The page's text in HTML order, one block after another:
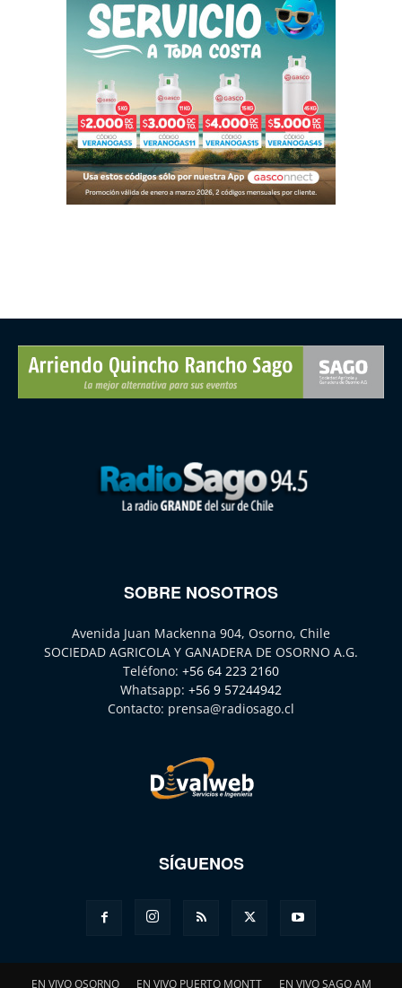
SOBRE NOSOTROS
Avenida Juan Mackenna 904, Osorno, Chile
SOCIEDAD AGRICOLA Y GANADERA DE OSORNO A.G.
Teléfono: +56 64 223 2160
Whatsapp: +56 9 57244942
Contacto: prensa@radiosago.cl
SÍGUENOS
EN VIVO OSORNO EN VIVO PUERTO MONTT EN VIVO SAGO AM